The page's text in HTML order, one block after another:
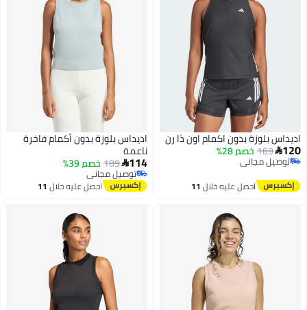
اديداس بلوزة بدون اكمام اون ذا رن
120
169 خصم 28%
توصيل مجاني
توصيل مجاني
احصل عليه خلال 11
5
اديداس بلوزة بدون أكمام فاخرة
ناعمة
114
189 خصم 39%
توصيل مجاني
توصيل مجانياحصل عليه خلال 11